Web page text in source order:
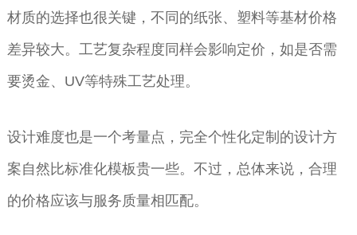
材质的选择也很关键，不同的纸张、塑料等基材价格
差异较大。工艺复杂程度同样会影响定价，如是否需
要烫金、UV等特殊工艺处理。
设计难度也是一个考量点，完全个性化定制的设计方
案自然比标准化模板贵一些。不过，总体来说，合理
的价格应该与服务质量相匹配。